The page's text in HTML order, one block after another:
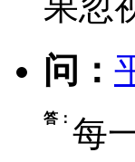
问：
答： 每